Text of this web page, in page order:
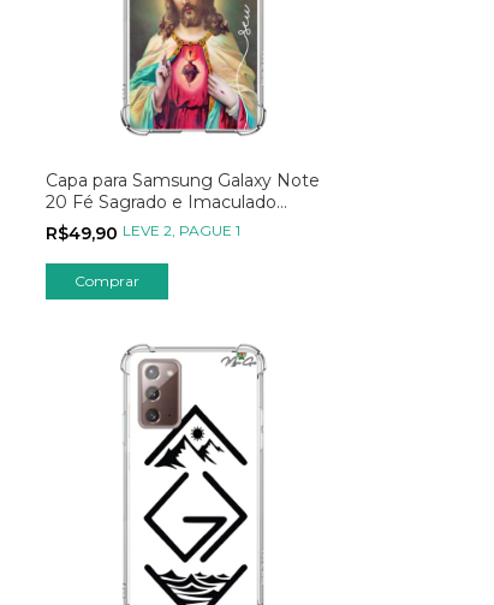
Capa para Samsung Galaxy Note
20 Fé Sagrado e Imaculado
Coração
R$49,90 LEVE 2, PAGUE 1
Comprar